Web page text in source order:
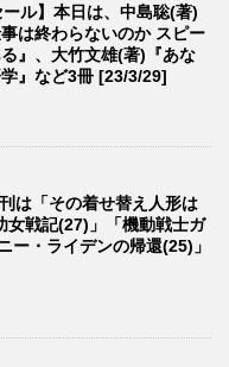
ル】本日は、中島聡(著)
事は終わらないのか スピー
』、大竹文雄(著)『あな
』など3冊 [23/3/29]
は「その着せ替え人形は
女戦記(27)」「機動戦士ガ
ー・ライデンの帰還(25)」